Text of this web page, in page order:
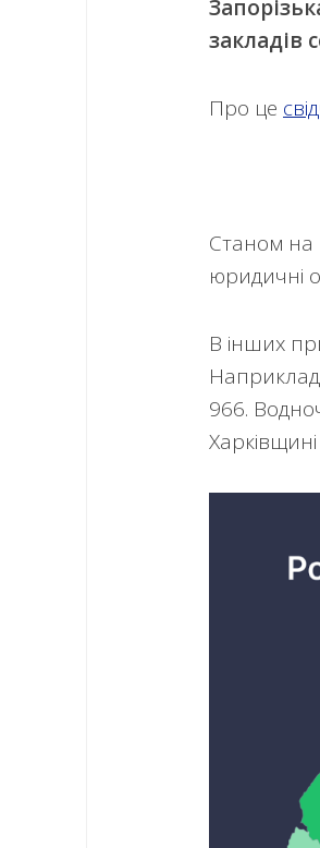
закладів
Про це
Станом на
юридичні
В інших
966.
Харківщині